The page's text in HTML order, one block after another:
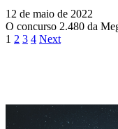
12 de maio de 2022
O concurso 2.480 da
Paginação
1 2 3 4 Next